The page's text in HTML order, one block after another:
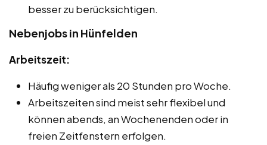
besser zu berücksichtigen.
Nebenjobs in Hünfelden
Arbeitszeit:
Häufig weniger als 20 Stunden pro Woche.
Arbeitszeiten sind meist sehr flexibel und
können abends, an Wochenenden oder in
freien Zeitfenstern erfolgen.